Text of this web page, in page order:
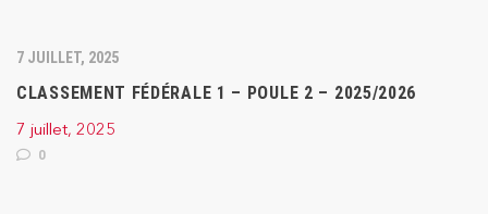
7 JUILLET, 2025
CLASSEMENT FÉDÉRALE 1 – POULE 2 – 2025/2026
7 juillet, 2025
0